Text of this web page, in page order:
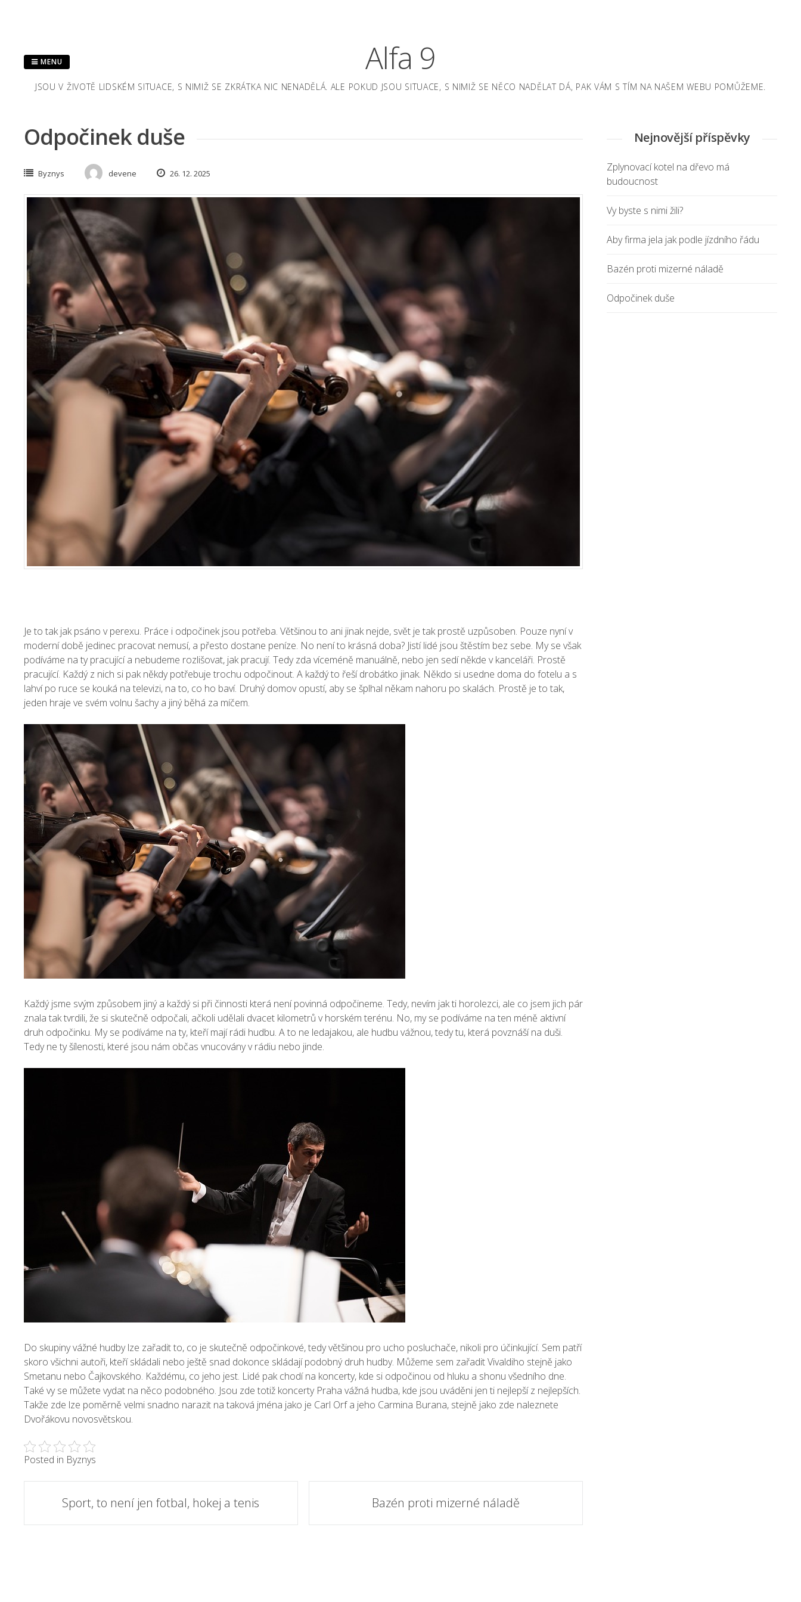
Alfa 9
JSOU V ŽIVOTĚ LIDSKÉM SITUACE, S NIMIŽ SE ZKRÁTKA NIC NENADĚLÁ. ALE POKUD JSOU SITUACE, S NIMIŽ SE NĚCO NADĚLAT DÁ, PAK VÁM S TÍM NA NAŠEM WEBU POMŮŽEME.
MENU
Odpočinek duše
Byznys devene 26. 12. 2025
Je to tak jak psáno v perexu. Práce i odpočinek jsou potřeba. Většinou to ani jinak nejde, svět je tak prostě uzpůsoben. Pouze nyní v
moderní době jedinec pracovat nemusí, a přesto dostane peníze. No není to krásná doba? Jistí lidé jsou štěstím bez sebe. My se však
podíváme na ty pracující a nebudeme rozlišovat, jak pracují. Tedy zda víceméně manuálně, nebo jen sedí někde v kanceláři. Prostě
pracující. Každý z nich si pak někdy potřebuje trochu odpočinout. A každý to řeší drobátko jinak. Někdo si usedne doma do fotelu a s
lahví po ruce se kouká na televizi, na to, co ho baví. Druhý domov opustí, aby se šplhal někam nahoru po skalách. Prostě je to tak,
jeden hraje ve svém volnu šachy a jiný běhá za míčem.
Každý jsme svým způsobem jiný a každý si při činnosti která není povinná odpočineme. Tedy, nevím jak ti horolezci, ale co jsem jich pár
znala tak tvrdili, že si skutečně odpočali, ačkoli udělali dvacet kilometrů v horském terénu. No, my se podíváme na ten méně aktivní
druh odpočinku. My se podíváme na ty, kteří mají rádi hudbu. A to ne ledajakou, ale hudbu vážnou, tedy tu, která povznáší na duši.
Tedy ne ty šílenosti, které jsou nám občas vnucovány v rádiu nebo jinde.
Do skupiny vážné hudby lze zařadit to, co je skutečně odpočinkové, tedy většinou pro ucho posluchače, nikoli pro účinkující. Sem patří
skoro všichni autoři, kteří skládali nebo ještě snad dokonce skládají podobný druh hudby. Můžeme sem zařadit Vivaldiho stejně jako
Smetanu nebo Čajkovského. Každému, co jeho jest. Lidé pak chodí na koncerty, kde si odpočinou od hluku a shonu všedního dne.
Také vy se můžete vydat na něco podobného. Jsou zde totiž koncerty Praha vážná hudba, kde jsou uváděni jen ti nejlepší z nejlepších.
Takže zde lze poměrně velmi snadno narazit na taková jména jako je Carl Orf a jeho Carmina Burana, stejně jako zde naleznete
Dvořákovu novosvětskou.
Posted in Byznys
navigation
Sport, to není jen fotbal, hokej a tenis Bazén proti mizerné náladě
Nejnovější příspěvky
Zplynovací kotel na dřevo má
budoucnost
Vy byste s nimi žili?
Aby firma jela jak podle jízdního řádu
Bazén proti mizerné náladě
Odpočinek duše